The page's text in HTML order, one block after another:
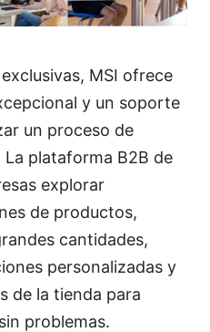
MSI ofrece
y un soporte
un proceso de
plataforma B2B de
explorar
de productos,
cantidades,
personalizadas y
de la tienda para
problemas.